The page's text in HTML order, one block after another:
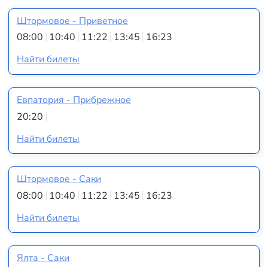
Штормовое - Приветное
08:00 10:40 11:22 13:45 16:23
Найти билеты
Евпатория - Прибрежное
20:20
Найти билеты
Штормовое - Саки
08:00 10:40 11:22 13:45 16:23
Найти билеты
Ялта - Саки